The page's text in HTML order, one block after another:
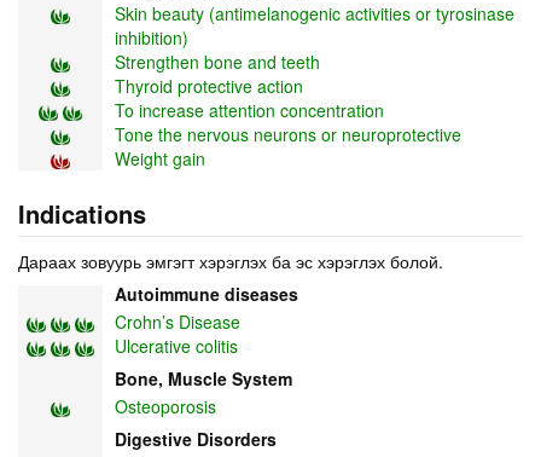
Skin beauty (antimelanogenic activities or tyrosinase
inhibition)
Strengthen bone and teeth
Thyroid protective action
To increase attention concentration
Tone the nervous neurons or neuroprotective
Weight gain
Indications
Дараах зовуурь эмгэгт хэрэглэх ба эс хэрэглэх болой.
Autoimmune diseases
Crohn’s Disease
Ulcerative colitis
Bone, Muscle System
Osteoporosis
Digestive Disorders